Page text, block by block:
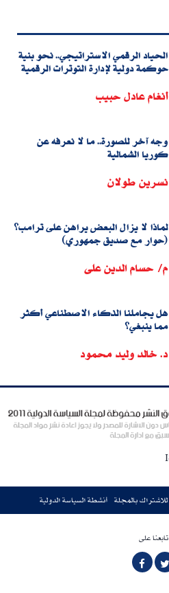
الحياد الرقمي الاستراتيجي.. نحو بنية
حوكمة دولية لإدارة التوترات الرقمية
أنغام عادل حبيب
وجه آخر للصورة.. ما لا نعرفه عن
كوريا الشمالية
نسرين طولان
لماذا لا يزال البعض يراهن على ترامب؟
(حوار مع صديق جمهوري)
م/ حسام الدين على
هل يجاملنا الذكاء الاصطناعي أكثر
مما ينبغي؟
د. خالد وليد محمود
للاشتراك بالمجلة أنشطة السياسة الدولية
تابعنا على